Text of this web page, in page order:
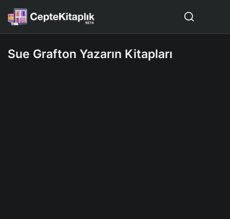
Sue Grafton Yazarın Kitapları